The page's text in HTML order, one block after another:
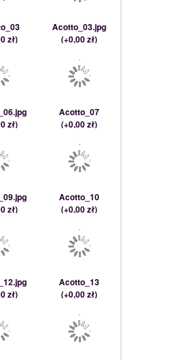
zł)
Acotto_03.jpg
(+0,00 zł)
zł)
Acotto_07
(+0,00 zł)
zł)
Acotto_10
(+0,00 zł)
zł)
Acotto_13
(+0,00 zł)